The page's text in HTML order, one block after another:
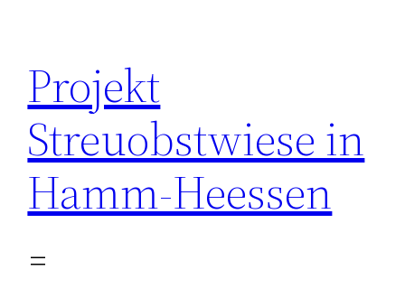
springen
Projekt
Streuobstwiese in
Hamm-Heessen